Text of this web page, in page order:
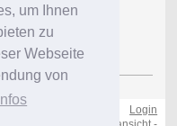
um Ihnen
zu
Webseite
von
Login